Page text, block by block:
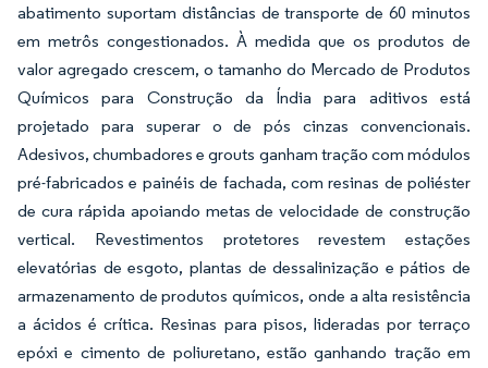
abatimento suportam distâncias de transporte de 60 minutos
em metrôs congestionados. À medida que os produtos de
valor agregado crescem, o tamanho do Mercado de Produtos
Químicos para Construção da Índia para aditivos está
projetado para superar o de pós cinzas convencionais.
Adesivos, chumbadores e grouts ganham tração com módulos
pré-fabricados e painéis de fachada, com resinas de poliéster
de cura rápida apoiando metas de velocidade de construção
vertical. Revestimentos protetores revestem estações
elevatórias de esgoto, plantas de dessalinização e pátios de
armazenamento de produtos químicos, onde a alta resistência
a ácidos é crítica. Resinas para pisos, lideradas por terraço
epóxi e cimento de poliuretano, estão ganhando tração em